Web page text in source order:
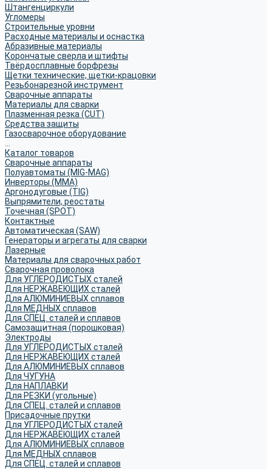
Штангенциркули
Угломеры
Строительные уровни
Расходные материалы и оснастка
Абразивные материалы
Корончатые сверла и штифты
Твёрдосплавные борфрезы
Щетки технические, щетки-крацовки
Резьбонарезной инструмент
Сварочные аппараты
Материалы для сварки
Плазменная резка (CUT)
Средства защиты
Газосварочное оборудование
Каталог товаров
Сварочные аппараты
Полуавтоматы (MIG-MAG)
Инверторы (MMA)
Аргонодуговые (TIG)
Выпрямители, реостаты
Точечная (SPOT)
Контактные
Автоматическая (SAW)
Генераторы и агрегаты для сварки
Лазерные
Материалы для сварочных работ
Сварочная проволока
Для УГЛЕРОДИСТЫХ сталей
Для НЕРЖАВЕЮЩИХ сталей
Для АЛЮМИНИЕВЫХ сплавов
Для МЕДНЫХ сплавов
Для СПЕЦ. сталей и сплавов
Самозащитная (порошковая)
Электроды
Для УГЛЕРОДИСТЫХ сталей
Для НЕРЖАВЕЮЩИХ сталей
Для АЛЮМИНИЕВЫХ сплавов
Для ЧУГУНА
Для НАПЛАВКИ
Для РЕЗКИ (угольные)
Для СПЕЦ. сталей и сплавов
Присадочные прутки
Для УГЛЕРОДИСТЫХ сталей
Для НЕРЖАВЕЮЩИХ сталей
Для АЛЮМИНИЕВЫХ сплавов
Для МЕДНЫХ сплавов
Для СПЕЦ. сталей и сплавов